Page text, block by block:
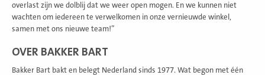
overlast zijn we dolblij dat we weer open mogen. En we kunnen niet
wachten om iedereen te verwelkomen in onze vernieuwde winkel,
samen met ons nieuwe team!”
OVER BAKKER BART
Bakker Bart bakt en belegt Nederland sinds 1977. Wat begon met één